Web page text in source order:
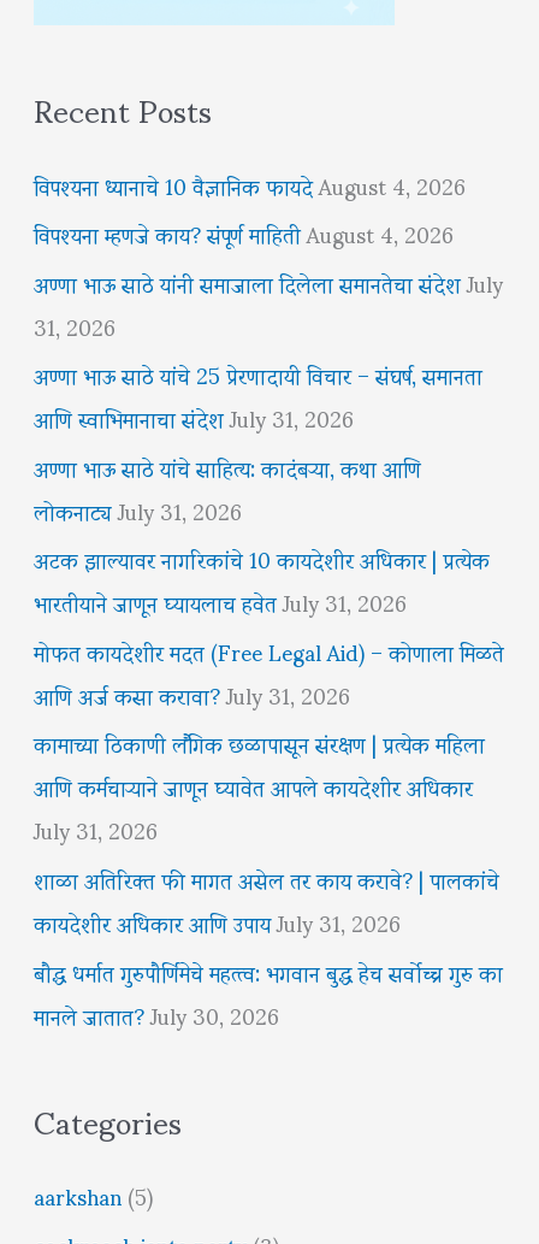
Recent Posts
विपश्यना ध्यानाचे 10 वैज्ञानिक फायदेAugust 4, 2026
विपश्यना म्हणजे काय? संपूर्ण माहितीAugust 4, 2026
अण्णा भाऊ साठे यांनी समाजाला दिलेला समानतेचा संदेशJuly
31, 2026
अण्णा भाऊ साठे यांचे 25 प्रेरणादायी विचार – संघर्ष, समानता
आणि स्वाभिमानाचा संदेशJuly 31, 2026
अण्णा भाऊ साठे यांचे साहित्य: कादंबऱ्या, कथा आणि
लोकनाट्यJuly 31, 2026
अटक झाल्यावर नागरिकांचे 10 कायदेशीर अधिकार | प्रत्येक
भारतीयाने जाणून घ्यायलाच हवेतJuly 31, 2026
मोफत कायदेशीर मदत (Free Legal Aid) – कोणाला मिळते
आणि अर्ज कसा करावा?July 31, 2026
कामाच्या ठिकाणी लैंगिक छळापासून संरक्षण | प्रत्येक महिला
आणि कर्मचाऱ्याने जाणून घ्यावेत आपले कायदेशीर अधिकार
July 31, 2026
शाळा अतिरिक्त फी मागत असेल तर काय करावे? | पालकांचे
कायदेशीर अधिकार आणि उपायJuly 31, 2026
बौद्ध धर्मात गुरुपौर्णिमेचे महत्त्व: भगवान बुद्ध हेच सर्वोच्च गुरु का
मानले जातात?July 30, 2026
Categories
aarkshan(5)